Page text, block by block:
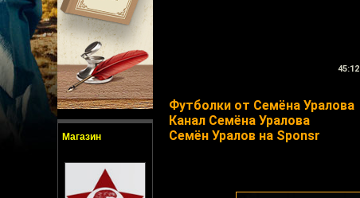
Магазин
45:12
Футболки от Семёна Уралова
Канал Семёна Уралова
Семён Уралов на Sponsr